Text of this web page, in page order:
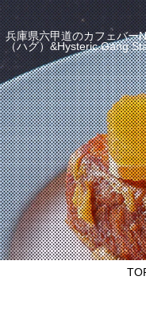
兵庫県六甲道のカフェバー
（ハグ）&Hysteric Gang